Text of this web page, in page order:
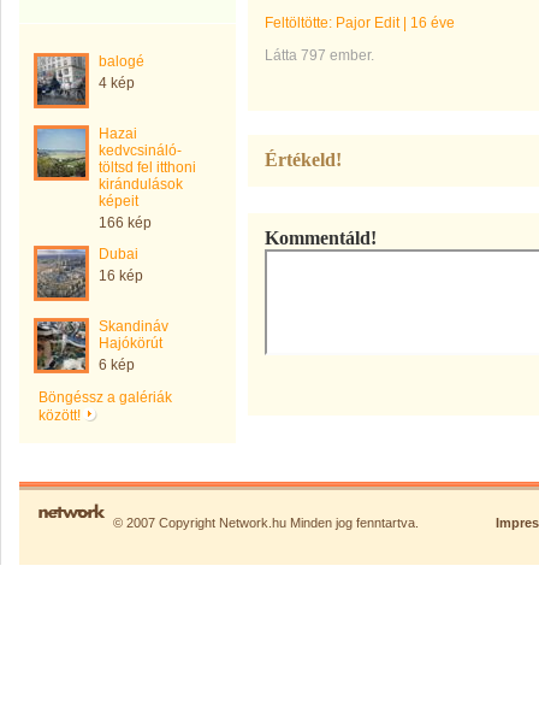
balogé
4 kép
Hazai
kedvcsináló-
töltsd fel itthoni
kirándulások
képeit
166 kép
Dubai
16 kép
Skandináv
Hajókörút
6 kép
Böngéssz a galériák
között!
Feltöltötte: Pajor Edit| 16 éve
Látta 797 ember.
Értékeld!
Kommentáld!
© 2007 Copyright Network.hu Minden jog fenntartva.